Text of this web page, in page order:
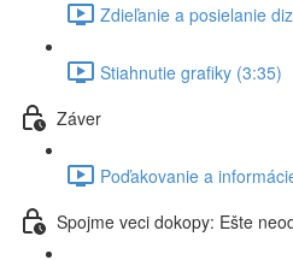
Zdieľanie a posielanie
Stiahnutie grafiky (3:35)
Záver
Poďakovanie a
Spojme veci dokopy: Ešte